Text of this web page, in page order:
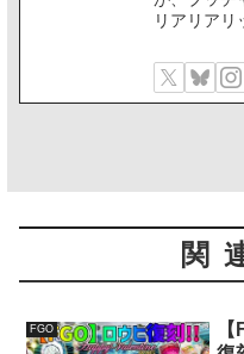
リアリアリ
関
FGO